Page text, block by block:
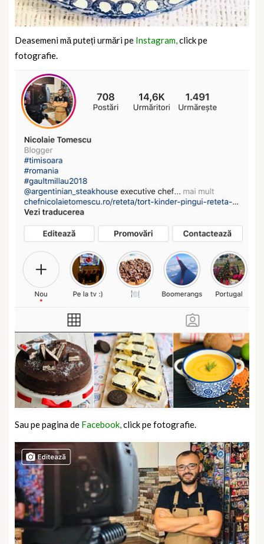
Deasemeni mă puteți urmări pe Instagram,click pe
fotografie.
Sau pe pagina de Facebook,click pe fotografie.